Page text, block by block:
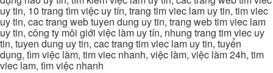
uy tin, 10 trang tìm việc uy tín, trang tim viec lam uy tin, tim viec
uy tin, cac trang web tuyen dung uy tin, trang web tim viec lam
uy tin, công ty môi giới việc làm uy tín, nhung trang tim viec uy
tin, tuyen dung uy tin, cac trang tim viec lam uy tin, tuyển
dụng, tìm việc làm, tim viec nhanh, việc làm, việc làm 24h, tim
viec lam, tìm việc nhanh